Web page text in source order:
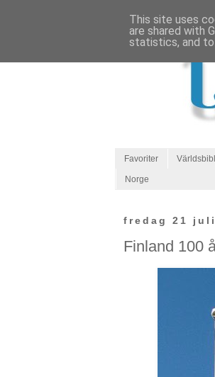
Favoriter
Norge
fredag 21 juli
Finland 100
This site uses
are shared with
statistics, and